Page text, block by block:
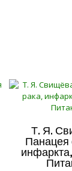
Т. Я.
Панацея